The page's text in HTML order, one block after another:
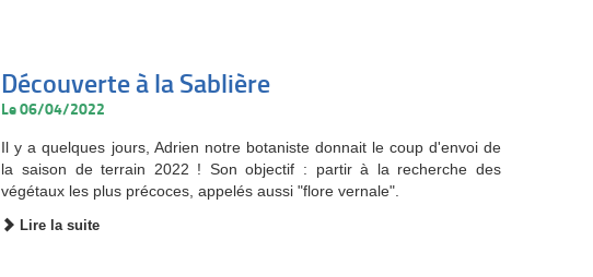
Découverte à la Sablière
Le 06/04/2022
Il y a quelques jours, Adrien notre botaniste donnait le coup d'envoi de
la saison de terrain 2022 ! Son objectif : partir à la recherche des
végétaux les plus précoces, appelés aussi "flore vernale".
Lire la suite